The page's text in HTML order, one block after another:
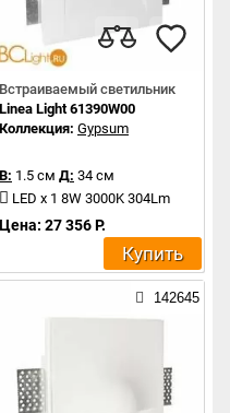
Встраиваемый светильник
Linea Light 61390W00
Коллекция: Gypsum
В: 1.5 см Д: 34 см
LED x 1 8W 3000K 304Lm
Цена: 27 356 Р.
Купить
142645